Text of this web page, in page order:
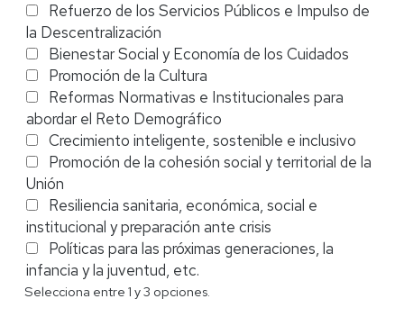
Refuerzo de los Servicios Públicos e Impulso de
la Descentralización
Bienestar Social y Economía de los Cuidados
Promoción de la Cultura
Reformas Normativas e Institucionales para
abordar el Reto Demográfico
Crecimiento inteligente, sostenible e inclusivo
Promoción de la cohesión social y territorial de la
Unión
Resiliencia sanitaria, económica, social e
institucional y preparación ante crisis
Políticas para las próximas generaciones, la
infancia y la juventud, etc.
Selecciona entre 1 y 3 opciones.